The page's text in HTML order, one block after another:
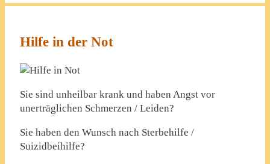
Hilfe in der Not
Sie sind unheilbar krank und haben Angst vor
unerträglichen Schmerzen / Leiden?
Sie haben den Wunsch nach Sterbehilfe /
Suizidbeihilfe?